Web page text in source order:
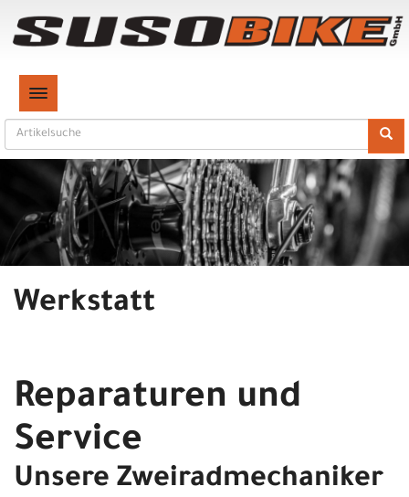
TOGGLE NAVIGATION
Werkstatt
Reparaturen und
Service
Unsere Zweiradmechaniker